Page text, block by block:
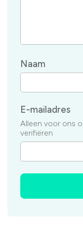
Naam
E-mailadres
Alleen voor ons
verifiëren